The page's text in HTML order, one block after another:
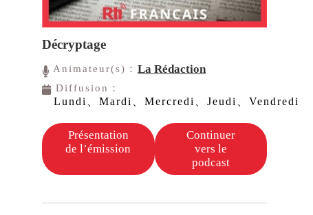
Décryptage
Animateur(s)：La Rédaction
Diffusion：
Lundi、Mardi、Mercredi、Jeudi、Vendredi
Présentation
de l’émission
Continuer
vers le
podcast